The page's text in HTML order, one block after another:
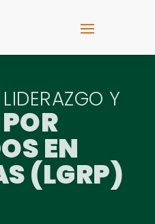
Y
EN
(LGRP)